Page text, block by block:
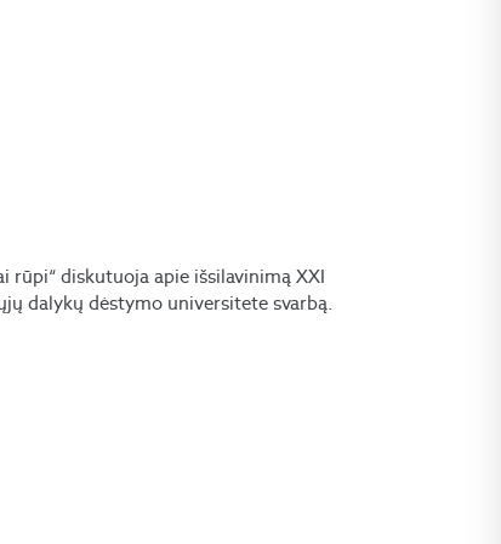
rūpi“ diskutuoja apie išsilavinimą XXI
dalykų dėstymo universitete svarbą.